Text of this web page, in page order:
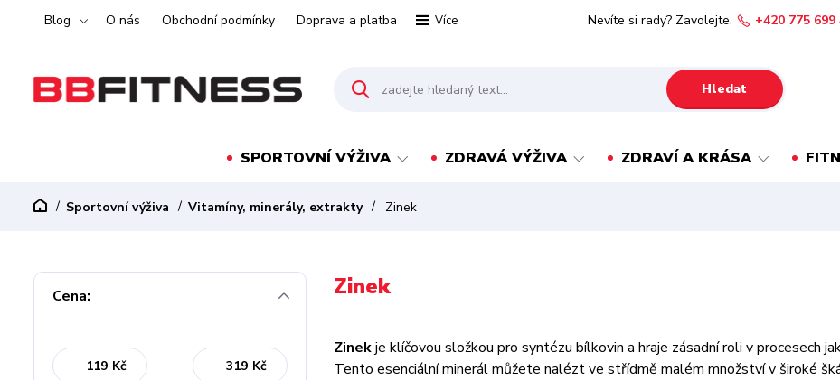
Blog O nás Obchodní podmínky Doprava a platba Více
Hledat
Nevíte si rady? Zavolejte. +420 775 699
SPORTOVNÍ VÝŽIVA ZDRAVÁ VÝŽIVA ZDRAVÍ A KRÁSA
Sportovní výživa Vitamíny, minerály, extrakty Zinek
Zinek
Zinekje klíčovou složkou pro syntézu bílkovin a hraje zásadní roli v procesech
Tento esenciální minerál můžete nalézt ve střídmě malém množství v široké
Cena:
Kč Kč